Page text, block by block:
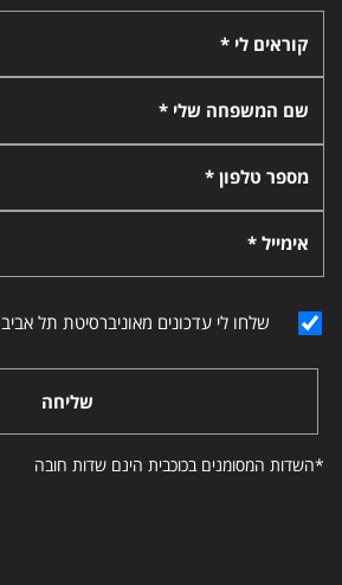
קוראים לי *
שם המשפחה שלי *
מספר טלפון *
אימייל *
שלחו לי עדכונים מאוניברסיטת תל אביב
שליחה
*השדות המסומנים בכוכבית הינם שדות חובה